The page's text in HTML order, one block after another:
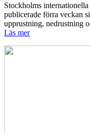
Stockholms
publicerade förra veckan
upprustning, nedrustning
Läs mer